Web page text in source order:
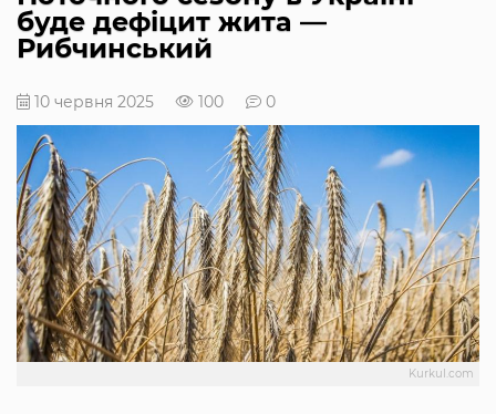
буде дефіцит жита —
Рибчинський
10 червня 2025 100 0
Kurkul.com